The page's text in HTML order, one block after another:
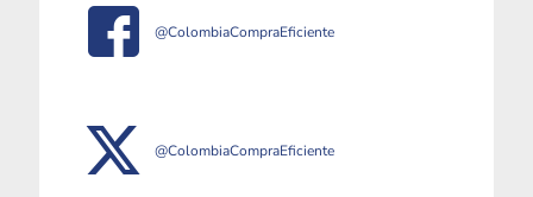
@ColombiaCompraEficiente
@ColombiaCompraEficiente